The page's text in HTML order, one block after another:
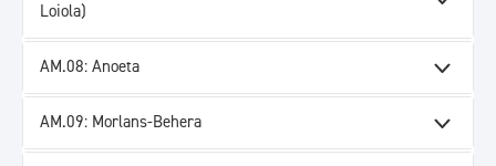
Loiola)
AM.08: Anoeta
AM.09: Morlans-Behera